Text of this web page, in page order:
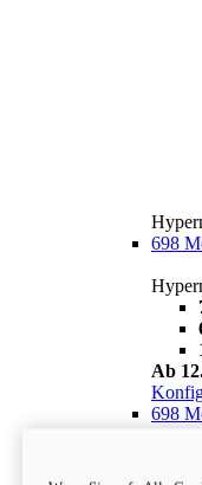
698
Ab
698